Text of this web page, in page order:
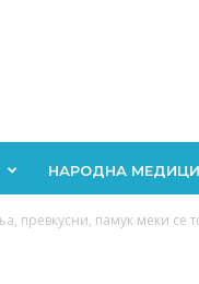
НАРОДНА
превкусни, памук меки се